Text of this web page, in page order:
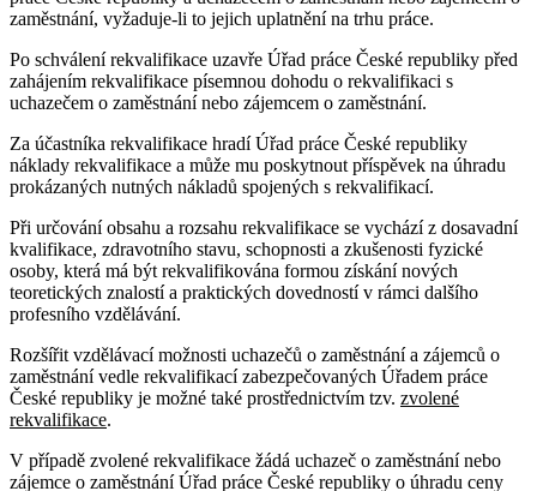
zaměstnání, vyžaduje-li to jejich uplatnění na trhu práce.
Po schválení rekvalifikace uzavře Úřad práce České republiky před
zahájením rekvalifikace písemnou dohodu o rekvalifikaci s
uchazečem o zaměstnání nebo zájemcem o zaměstnání.
Za účastníka rekvalifikace hradí Úřad práce České republiky
náklady rekvalifikace a může mu poskytnout příspěvek na úhradu
prokázaných nutných nákladů spojených s rekvalifikací.
Při určování obsahu a rozsahu rekvalifikace se vychází z dosavadní
kvalifikace, zdravotního stavu, schopnosti a zkušenosti fyzické
osoby, která má být rekvalifikována formou získání nových
teoretických znalostí a praktických dovedností v rámci dalšího
profesního vzdělávání.
Rozšířit vzdělávací možnosti uchazečů o zaměstnání a zájemců o
zaměstnání vedle rekvalifikací zabezpečovaných Úřadem práce
České republiky je možné také prostřednictvím tzv. zvolené
rekvalifikace.
V případě zvolené rekvalifikace žádá uchazeč o zaměstnání nebo
zájemce o zaměstnání Úřad práce České republiky o úhradu ceny